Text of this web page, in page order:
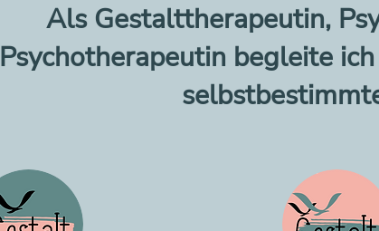
Als Gestalttherapeutin,
Psychotherapeutin begleite